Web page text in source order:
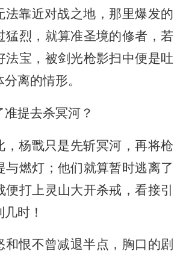
法靠近对战之地，那里爆发的
猛烈，就算准圣境的修者，若
法宝，被剑光枪影扫中便是吐
离的情形。
准提去杀冥河？
，杨戬只是先斩冥河，再将枪
与燃灯；他们就算暂时逃离了
便打上灵山大开杀戒，看接引
时！
和恨不曾减退半点，胸口的剧